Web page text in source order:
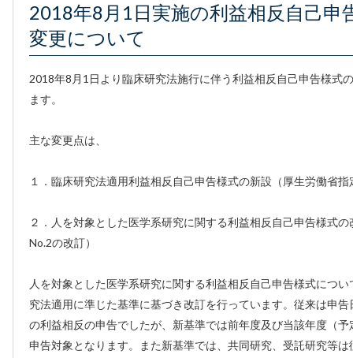
2018年8月1日実施の利益相反自己申
変更について
2018年8月1日より臨床研究法施行に伴う利益相反自己申告様式
ます。
主な変更点は、
１．臨床研究法適用利益相反自己申告様式の新設（厚生労働省指
２．人を対象とした医学系研究に関する利益相反自己申告様式の
No.2の改訂）
人を対象とした医学系研究に関する利益相反自己申告様式につ
究法適用に準じた基準に基づき改訂を行っています。 従来は申
の利益相反の申告でしたが、新基準では前年度及び当該年度（予
申告対象となります。 また新基準では、共同研究、受託研究等